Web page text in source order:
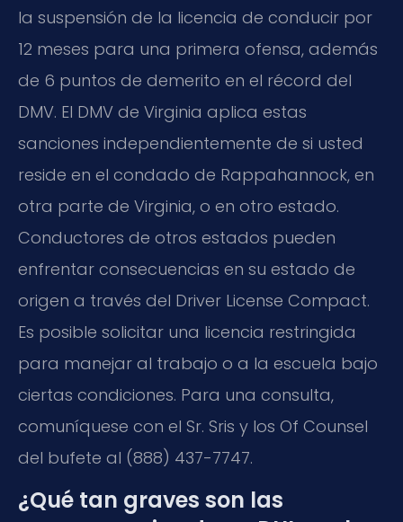
la suspensión de la licencia de conducir por
12 meses para una primera ofensa, además
de 6 puntos de demerito en el récord del
DMV. El DMV de Virginia aplica estas
sanciones independientemente de si usted
reside en el condado de Rappahannock, en
otra parte de Virginia, o en otro estado.
Conductores de otros estados pueden
enfrentar consecuencias en su estado de
origen a través del Driver License Compact.
Es posible solicitar una licencia restringida
para manejar al trabajo o a la escuela bajo
ciertas condiciones. Para una consulta,
comuníquese con el Sr. Sris y los Of Counsel
del bufete al (888) 437-7747.
¿Qué tan graves son las